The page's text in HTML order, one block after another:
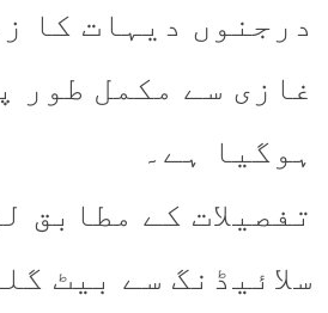
درجنوں دیہات کا
غازی سے مکمل طور
ہوگیا ہے۔
تفصیلات کے مطابق
سلائیڈنگ سے بیٹ